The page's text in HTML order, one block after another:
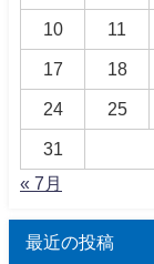
10 11
17 18
24 25
31
« 7月
最近の投稿